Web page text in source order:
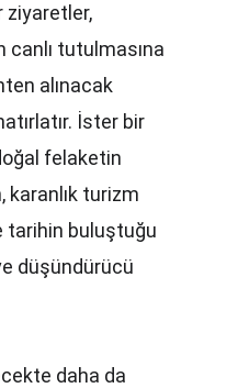
ziyaretler,
canlı tutulmasına
alınacak
İster bir
felaketin
karanlık turizm
tarihin buluştuğu
düşündürücü
daha da